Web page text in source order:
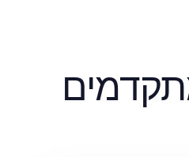
ב-2025: טיפים מתקדמים